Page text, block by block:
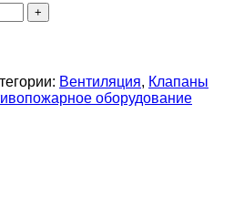
Вентиляция, Клапаны
оборудование